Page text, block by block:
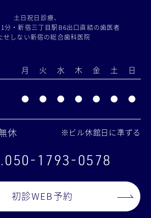
土日祝日診療、
分・新宿三丁目駅B6出口直結の歯医者
せしない新宿の総合歯科医院
月 火 水 木 金 土 日
● ● ● ● ● ● ●
休 ※ビル休館日に準ずる
1793-0578
初診WEB予約